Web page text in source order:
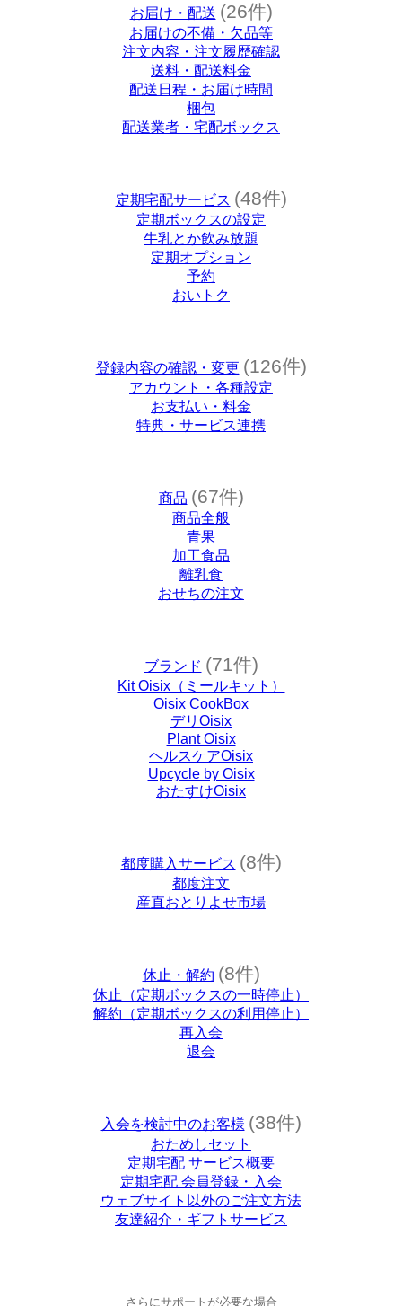
お届け・配送 (26件)
お届けの不備・欠品等
注文内容・注文履歴確認
送料・配送料金
配送日程・お届け時間
梱包
配送業者・宅配ボックス
定期宅配サービス (48件)
定期ボックスの設定
牛乳とか飲み放題
定期オプション
予約
おいトク
登録内容の確認・変更 (126件)
アカウント・各種設定
お支払い・料金
特典・サービス連携
商品 (67件)
商品全般
青果
加工食品
離乳食
おせちの注文
ブランド (71件)
Kit Oisix（ミールキット）
Oisix CookBox
デリOisix
Plant Oisix
ヘルスケアOisix
Upcycle by Oisix
おたすけOisix
都度購入サービス (8件)
都度注文
産直おとりよせ市場
休止・解約 (8件)
休止（定期ボックスの一時停止）
解約（定期ボックスの利用停止）
再入会
退会
入会を検討中のお客様 (38件)
おためしセット
定期宅配 サービス概要
定期宅配 会員登録・入会
ウェブサイト以外のご注文方法
友達紹介・ギフトサービス